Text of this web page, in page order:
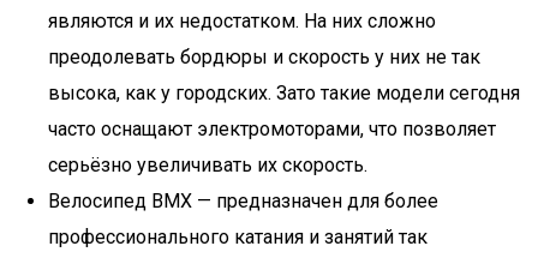
являются и их недостатком. На них сложно
преодолевать бордюры и скорость у них не так
высока, как у городских. Зато такие модели сегодня
часто оснащают электромоторами, что позволяет
серьёзно увеличивать их скорость.
Велосипед BMX — предназначен для более
профессионального катания и занятий так